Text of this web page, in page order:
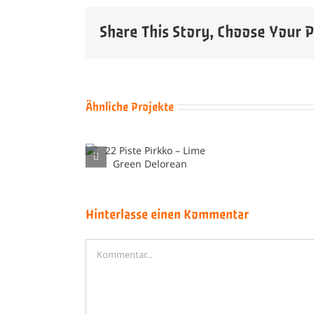
Share This Story, Choose Your
Ähnliche Projekte
Hinterlasse einen Kommentar